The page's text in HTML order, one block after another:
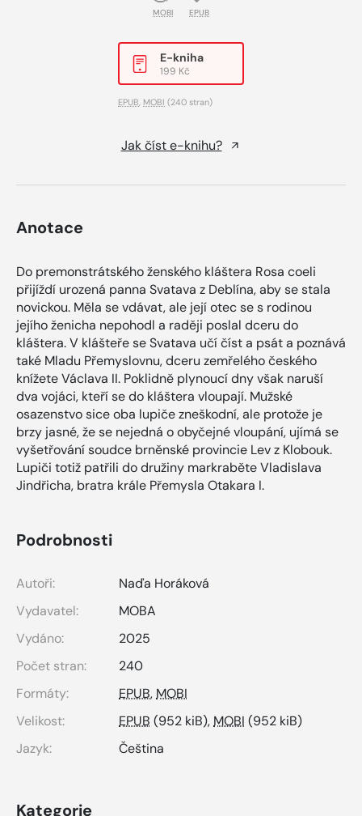
MOBI EPUB
E-kniha
199 Kč
EPUB, MOBI (240 stran)
Jak číst e-knihu?
Anotace
Do premonstrátského ženského kláštera Rosa coeli
přijíždí urozená panna Svatava z Deblína, aby se stala
novickou. Měla se vdávat, ale její otec se s rodinou
jejího ženicha nepohodl a raději poslal dceru do
kláštera. V klášteře se Svatava učí číst a psát a poznává
také Mladu Přemyslovnu, dceru zemřelého českého
knížete Václava II. Poklidně plynoucí dny však naruší
dva vojáci, kteří se do kláštera vloupají. Mužské
osazenstvo sice oba lupiče zneškodní, ale protože je
brzy jasné, že se nejedná o obyčejné vloupání, ujímá se
vyšetřování soudce brněnské provincie Lev z Klobouk.
Lupiči totiž patřili do družiny markraběte Vladislava
Jindřicha, bratra krále Přemysla Otakara I.
Podrobnosti
Autoři:
Naďa Horáková
Vydavatel:
MOBA
Vydáno:
2025
Počet stran:
240
Formáty:
EPUB, MOBI
Velikost:
EPUB (952 kiB), MOBI (952 kiB)
Jazyk:
Čeština
Kategorie